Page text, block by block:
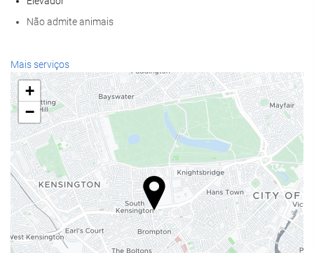
Não admite animais
Serviços de receção
Recepção disponível 24 horas
Sala para bagagem
Alimentação e bebidas
Restaurante à la carte
Bar
Internet
Mais serviços
+
−